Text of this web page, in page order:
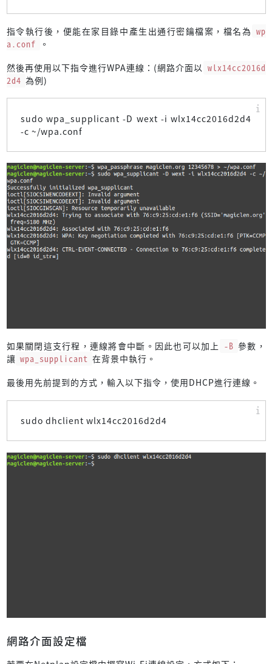
指令執行後，便能在家目錄中產生出通行密鑰檔案，檔名為 wp
a.conf
。
然後再使用以下指令進行WPA連線：(網路介面以 wlx14cc2016d
2d4 為例)
sudo wpa_supplicant -D wext -i wlx14cc2016d2d4
-c ~/wpa.conf
如果關閉這支行程，連線將會中斷。因此也可以加上 -B 參數，
讓 wpa_supplicant 在背景中執行。
最後用先前提到的方式，輸入以下指令，使用DHCP進行連線。
sudo dhclient wlx14cc2016d2d4
網路介面設定檔